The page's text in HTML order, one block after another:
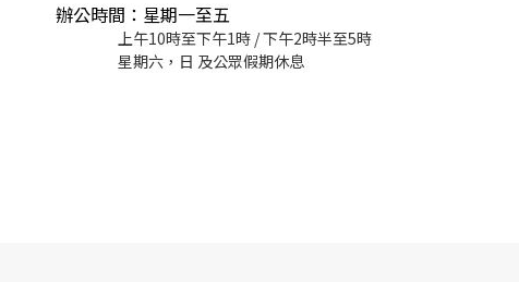
辦公時間：星期一至五
上午10時至下午1時 / 下午2時半至5時
星期六，日 及公眾假期休息